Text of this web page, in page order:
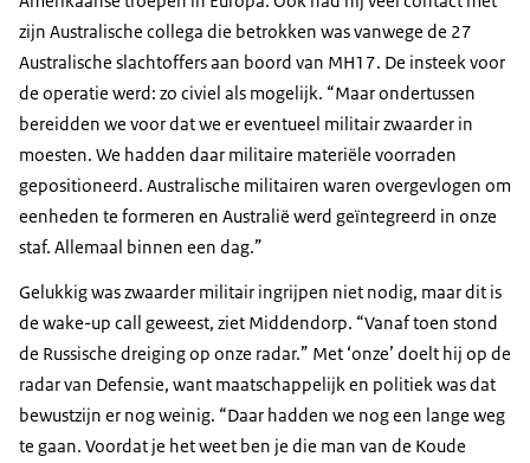
zijn Australische collega die betrokken was vanwege de 27
Australische slachtoffers aan boord van MH17. De insteek voor
de operatie werd: zo civiel als mogelijk. “Maar ondertussen
bereidden we voor dat we er eventueel militair zwaarder in
moesten. We hadden daar militaire materiële voorraden
gepositioneerd. Australische militairen waren overgevlogen om
eenheden te formeren en Australië werd geïntegreerd in onze
staf. Allemaal binnen een dag.”
Gelukkig was zwaarder militair ingrijpen niet nodig, maar dit is
de wake-up call geweest, ziet Middendorp. “Vanaf toen stond
de Russische dreiging op onze radar.” Met ‘onze’ doelt hij op de
radar van Defensie, want maatschappelijk en politiek was dat
bewustzijn er nog weinig. “Daar hadden we nog een lange weg
te gaan. Voordat je het weet ben je die man van de Koude